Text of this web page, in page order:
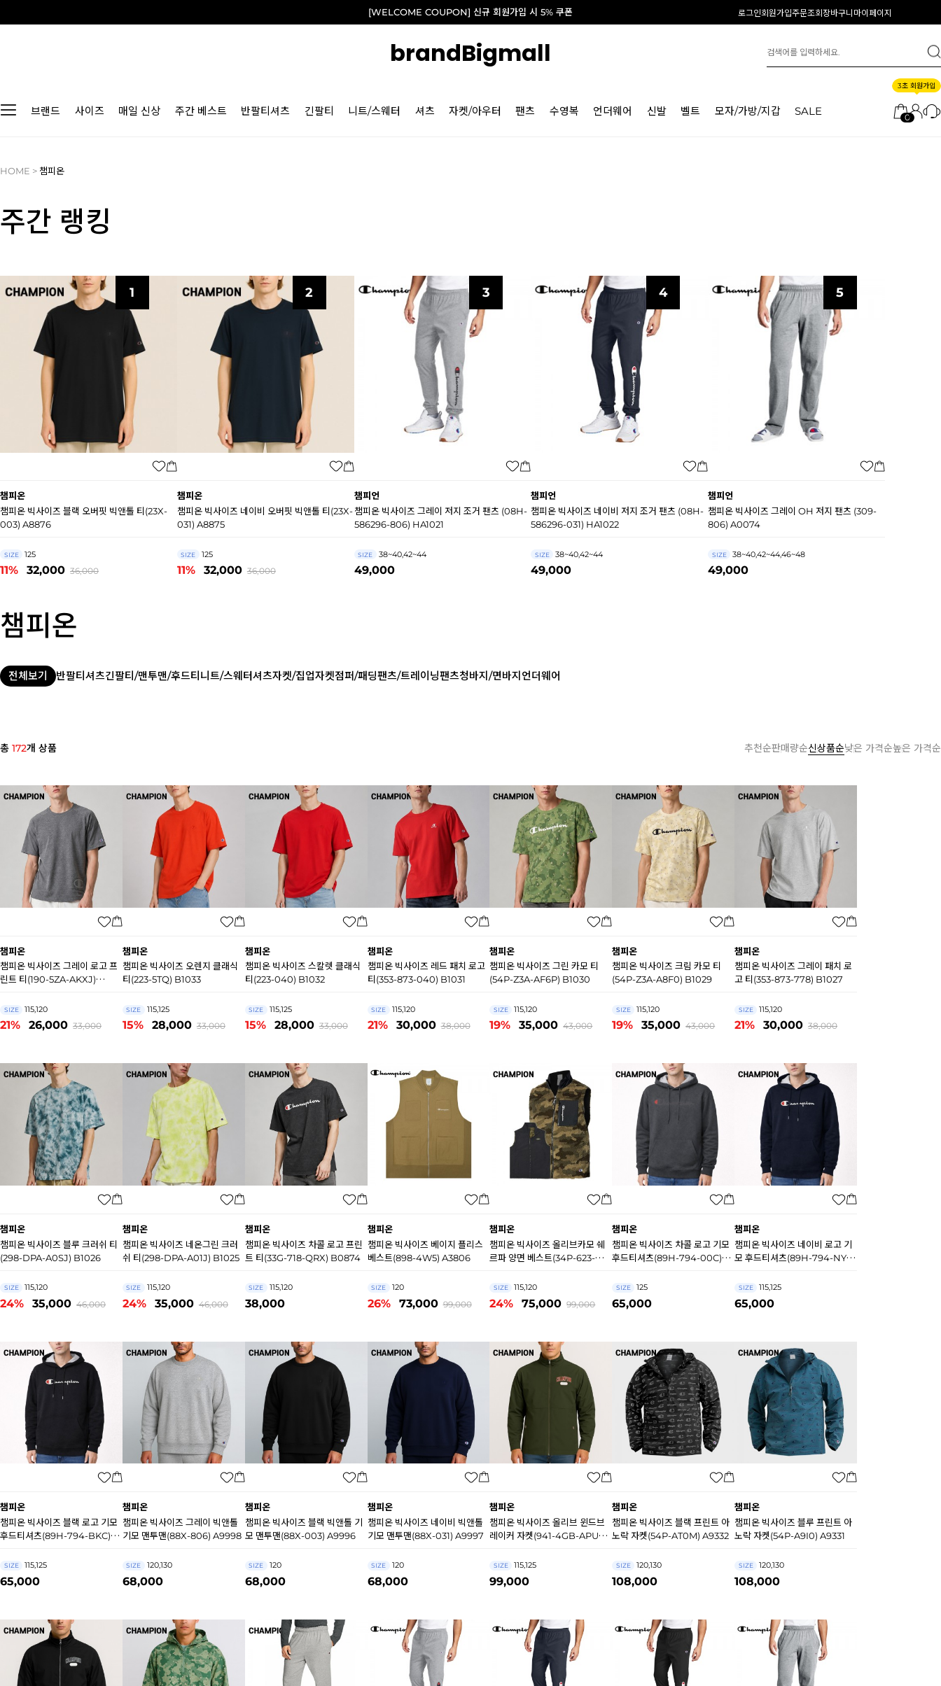
[WELCOME COUPON] 신규 회원가입 시 5% 쿠폰 로그인회원가입주문조회장바구니 마이페이지
brandBigmall
브랜드 사이즈 매일 신상 주간 베스트 반팔티셔츠 긴팔티 니트/스웨터 셔츠 자켓/아우터 팬츠 수영복 언더웨어 신발 벨트 모자/가방/지갑 SALE 0
3초 회원가입
HOME > 챔피온
주간 랭킹
1
챔피온
챔피온 빅사이즈 블랙 오버핏 빅앤톨 티(23X-
003) A8876
SIZE 125
11% 32,000 36,000
2
챔피온
챔피온 빅사이즈 네이비 오버핏 빅앤톨 티(23X-
031) A8875
SIZE 125
11% 32,000 36,000
3
챔피언
챔피온 빅사이즈 그레이 저지 조거 팬츠 (08H-
586296-806) HA1021
SIZE 38~40,42~44
49,000
4
챔피언
챔피온 빅사이즈 네이비 저지 조거 팬츠 (08H-
586296-031) HA1022
SIZE 38~40,42~44
49,000
5
챔피언
챔피온 빅사이즈 그레이 OH 저지 팬츠 (309-
806) A0074
SIZE 38~40,42~44,46~48
49,000
챔피온
전체보기 반팔티셔츠긴팔티/맨투맨/후드티니트/스웨터셔츠자켓/집업자켓점퍼/패딩팬츠/트레이닝팬츠청바지/면바지언더웨어
총 172개 상품 추천순판매량순신상품순낮은 가격순높은 가격순
챔피온
챔피온 빅사이즈 그레이 로고 프
린트 티(190-5ZA-AKXJ)
SIZE 115,120
21% 26,000 33,000
챔피온
챔피온 빅사이즈 오렌지 클래식
티(223-5TQ) B1033
SIZE 115,125
15% 28,000 33,000
챔피온
챔피온 빅사이즈 스칼렛 클래식
티(223-040) B1032
SIZE 115,125
15% 28,000 33,000
챔피온
챔피온 빅사이즈 레드 패치 로고
티(353-873-040) B1031
SIZE 115,120
21% 30,000 38,000
챔피온
챔피온 빅사이즈 그린 카모 티
(54P-Z3A-AF6P) B1030
SIZE 115,120
19% 35,000 43,000
챔피온
챔피온 빅사이즈 크림 카모 티
(54P-Z3A-A8F0) B1029
SIZE 115,120
19% 35,000 43,000
챔피온
챔피온 빅사이즈 그레이 패치 로
고 티(353-873-778) B1027
SIZE 115,120
21% 30,000 38,000
챔피온
챔피온 빅사이즈 블루 크러쉬 티
(298-DPA-A0SJ) B1026
SIZE 115,120
24% 35,000 46,000
챔피온
챔피온 빅사이즈 네온그린 크러
쉬 티(298-DPA-A01J) B1025
SIZE 115,120
24% 35,000 46,000
챔피온
챔피온 빅사이즈 차콜 로고 프린
트 티(33G-718-QRX) B0874
SIZE 115,120
38,000
챔피온
챔피온 빅사이즈 베이지 플리스
베스트(898-4W5) A3806
SIZE 120
26% 73,000 99,000
챔피온
챔피온 빅사이즈 올리브카모 쉐
르파 양면 베스트(34P-623-
SIZE 115,120
24% 75,000 99,000
챔피온
챔피온 빅사이즈 차콜 로고 기모
후드티셔츠(89H-794-00C)
SIZE 125
65,000
챔피온
챔피온 빅사이즈 네이비 로고 기
모 후드티셔츠(89H-794-NYC)
SIZE 115,125
65,000
챔피온
챔피온 빅사이즈 블랙 로고 기모
후드티셔츠(89H-794-BKC)
SIZE 115,125
65,000
챔피온
챔피온 빅사이즈 그레이 빅앤톨
기모 맨투맨(88X-806) A9998
SIZE 120,130
68,000
챔피온
챔피온 빅사이즈 블랙 빅앤톨 기
모 맨투맨(88X-003) A9996
SIZE 120
68,000
챔피온
챔피온 빅사이즈 네이비 빅앤톨
기모 맨투맨(88X-031) A9997
SIZE 120
68,000
챔피온
챔피온 빅사이즈 올리브 윈드브
레이커 자켓(941-4GB-APUJ)
SIZE 115,125
99,000
챔피온
챔피온 빅사이즈 블랙 프린트 아
노락 자켓(54P-AT0M) A9332
SIZE 120,130
108,000
챔피온
챔피온 빅사이즈 블루 프린트 아
노락 자켓(54P-A9I0) A9331
SIZE 120,130
108,000